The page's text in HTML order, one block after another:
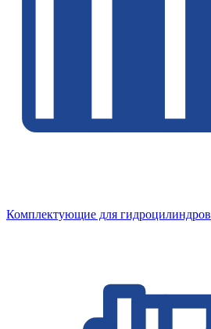
Комплектующие для гидроцилиндров